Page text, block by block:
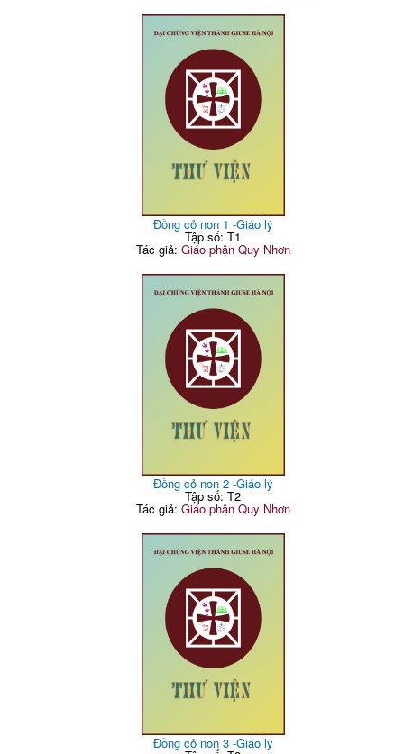
Đồng cỏ non 1 -Giáo lý
Tập số: T1
Tác giả: Giáo phận Quy Nhơn
Đồng cỏ non 2 -Giáo lý
Tập số: T2
Tác giả: Giáo phận Quy Nhơn
Đồng cỏ non 3 -Giáo lý